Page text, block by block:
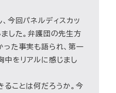
今回パネルディスカッ
した。弁護団の先生方
た事実も語られ、第一
をリアルに感じまし
ことは何だろうか。今